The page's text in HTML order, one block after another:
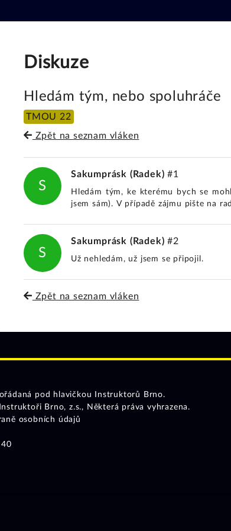
Diskuze
Hledám tým, nebo spoluhráče
TMOU 22
Zpět na seznam vláken
S
Sakumprásk (Radek) #1
Hledám tým, ke kterému bych se
jsem sám). V případě zájmu pište na
S
Sakumprásk (Radek) #2
Už nehledám, už jsem se připojil.
Zpět na seznam vláken
pod hlavičkou Instruktorů Brno.
Instruktoři Brno, z.s., Některá práva vyhrazena.
osobních údajů